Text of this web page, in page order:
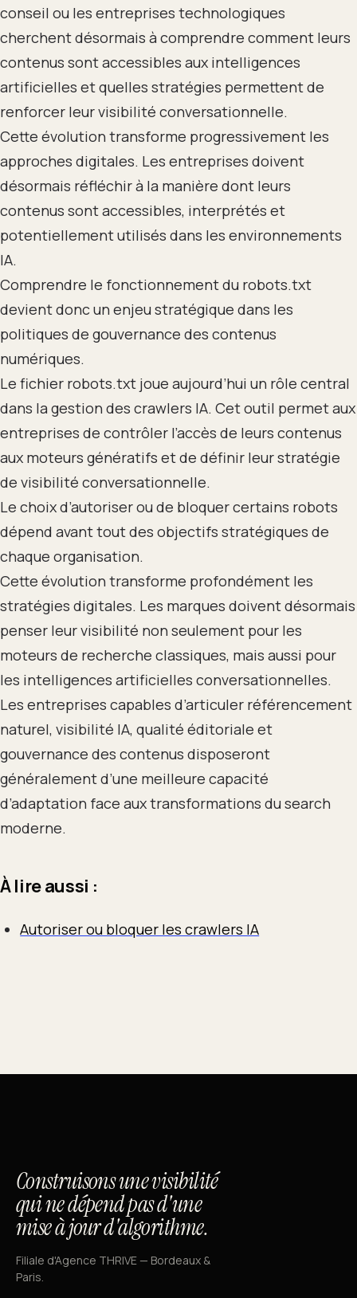
conseil ou les entreprises technologiques
cherchent désormais à comprendre comment leurs
contenus sont accessibles aux intelligences
artificielles et quelles stratégies permettent de
renforcer leur visibilité conversationnelle.
Cette évolution transforme progressivement les
approches digitales. Les entreprises doivent
désormais réfléchir à la manière dont leurs
contenus sont accessibles, interprétés et
potentiellement utilisés dans les environnements
IA.
Comprendre le fonctionnement du robots.txt
devient donc un enjeu stratégique dans les
politiques de gouvernance des contenus
numériques.
Le fichier robots.txt joue aujourd’hui un rôle central
dans la gestion des crawlers IA. Cet outil permet aux
entreprises de contrôler l’accès de leurs contenus
aux moteurs génératifs et de définir leur stratégie
de visibilité conversationnelle.
Le choix d’autoriser ou de bloquer certains robots
dépend avant tout des objectifs stratégiques de
chaque organisation.
Cette évolution transforme profondément les
stratégies digitales. Les marques doivent désormais
penser leur visibilité non seulement pour les
moteurs de recherche classiques, mais aussi pour
les intelligences artificielles conversationnelles.
Les entreprises capables d’articuler référencement
naturel, visibilité IA, qualité éditoriale et
gouvernance des contenus disposeront
généralement d’une meilleure capacité
d’adaptation face aux transformations du search
moderne.
À lire aussi :
Autoriser ou bloquer les crawlers IA
Construisons une visibilité
qui ne dépend pas d'une
mise à jour d'algorithme.
Filiale d'Agence THRIVE — Bordeaux &
Paris.